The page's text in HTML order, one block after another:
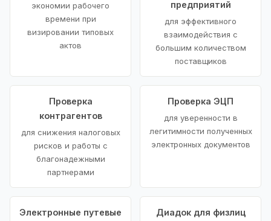
экономии рабочего
времени при
визировании типовых
актов
предприятий
для эффективного
взаимодействия с
большим количеством
поставщиков
Проверка
контрагентов
для снижения налоговых
рисков и работы с
благонадежными
партнерами
Проверка ЭЦП
для уверенности в
легитимности полученных
электронных документов
Электронные путевые
Диадок для физлиц